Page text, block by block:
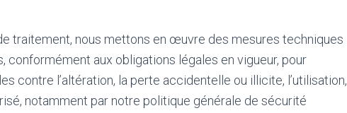
traitement, nous mettons en œuvre des mesures techniques
conformément aux obligations légales en vigueur, pour
contre l’altération, la perte accidentelle ou illicite, l’utilisation,
notamment par notre politique générale de sécurité